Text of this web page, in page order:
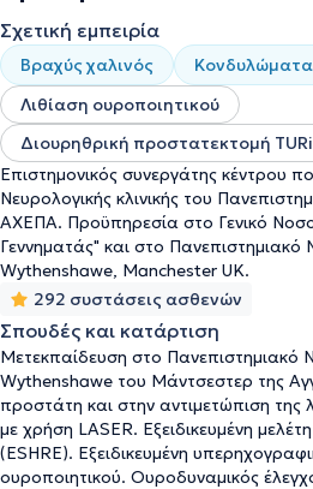
Νοσοκομείο "Ιπποκράτειο"
έλεγχο από το Bristol Urological
Εγκράτειας (ICS). Επίσης έχει
σπερμοδιαγράμματος από την ESHRE.
σε διεθνή περιοδικά και συμμετέχει
ουρολογικά συνέδρια. Τέλος, ο
ιατρικών συλλόγων και επιστημονικών
Σχετική εμπειρία
Βραχύς χαλινός Κονδυλώματα
Λιθίαση ουροποιητικού
Διουρηθρική προστατεκτομή
Επιστημονικός συνεργάτης κέντρου
Νευρολογικής κλινικής του
ΑΧΕΠΑ. Προϋπηρεσία στο Γενικό
Γεννηματάς" και στο Πανεπιστημιακό
Wythenshawe, Manchester UK.
292 συστάσεις ασθενών
Σπουδές και κατάρτιση
Μετεκπαίδευση στο Πανεπιστημιακό
Wythenshawe του Μάντσεστερ της
προστάτη και στην αντιμετώπιση της
με χρήση LASER. Εξειδικευμένη
(ESHRE). Εξειδικευμένη
ουροποιητικού. Ουροδυναμικός